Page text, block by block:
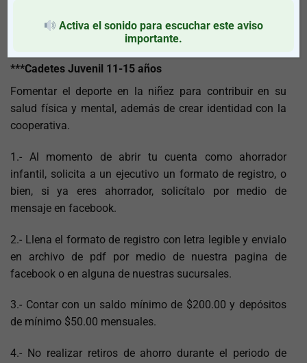
***Pandas*** 6-7 años
***Cadetes Juvenil 11-15 años
Fomentar el deporte en la niñez para contribuir en su
salud física y mental, además de crear identidad con la
cooperativa.
1.- Al momento de abrir tu cuenta como ahorrador
infantil, solicita a un ejecutivo un formato de registro, o
bien, si ya eres ahorrador, solicítalo por medio de
mensaje en facebook.
2.- Llena el formato de registro con letra legible y envialo
en archivo de pdf por medio de nuestra pagina de
facebook o en alguna de nuestras sucursales.
3.- Contar con un saldo mínimo de $200.00 y depósitos
de mínimo $50.00 mensuales.
4.- No realizar retiros de ahorro durante el periodo de
Activa el sonido para escuchar este aviso
importante.